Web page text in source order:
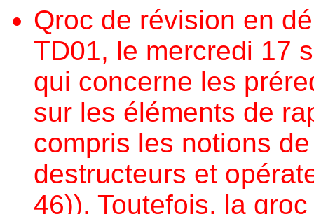
Qroc de révision en
TD01, le mercredi 17
qui concerne les
sur les éléments de
compris les notions
destructeurs et
46)). Toutefois, la